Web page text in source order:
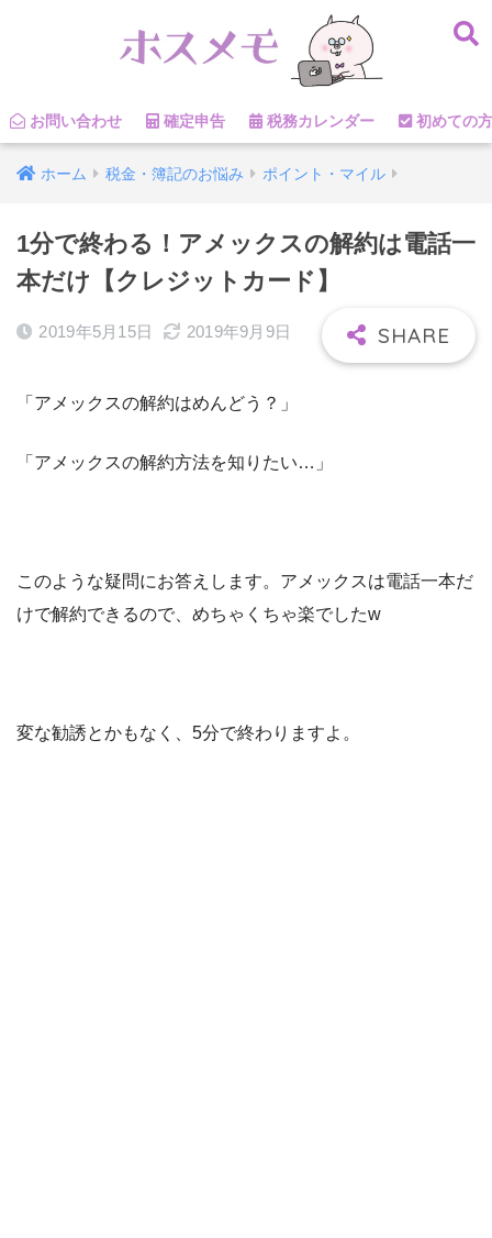
お問い合わせ 確定申告 税務カレンダー 初めての
ホーム 税金・簿記のお悩み ポイント・マイル
1分で終わる！アメックスの解約は電話一
本だけ【クレジットカード】
2019年5月15日 2019年9月9日
「アメックスの解約はめんどう？」
「アメックスの解約方法を知りたい…」
このような疑問にお答えします。アメックスは電話一本だ
けで解約できるので、めちゃくちゃ楽でしたw
変な勧誘とかもなく、5分で終わりますよ。